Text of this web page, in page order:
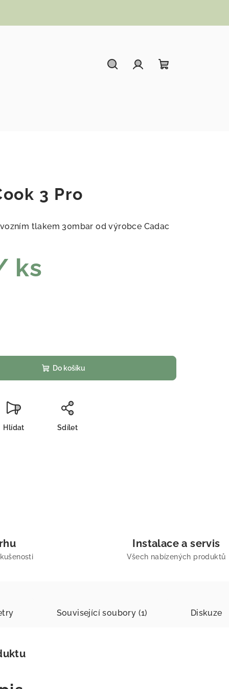
3 Pro
tlakem 30mbar od výrobce Cadac
ks
Do košíku
Hlídat Sdílet
Instalace a servis
Všech nabízených produktů
Související soubory (1) Diskuze